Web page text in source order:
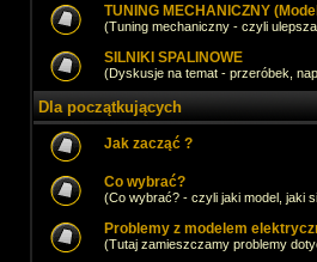
TUNING MECHANICZNY
(Tuning mechaniczny - czyli
SILNIKI SPALINOWE
(Dyskusje na temat - przeróbek,
Dla początkujących
Jak zacząć ?
Co wybrać?
(Co wybrać? - czyli jaki model, jaki
Problemy z modelem
(Tutaj zamieszczamy problemy